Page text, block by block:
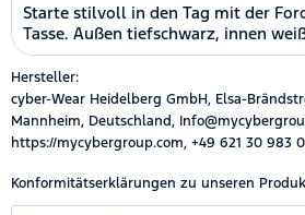
Starte stilvoll in den Tag mit der
Tasse. Außen tiefschwarz, innen
Hersteller:
cyber-Wear Heidelberg GmbH, Elsa-
Mannheim, Deutschland,
https://mycybergroup.com, +49 621 30 983 0
Konformitätserklärungen zu unseren